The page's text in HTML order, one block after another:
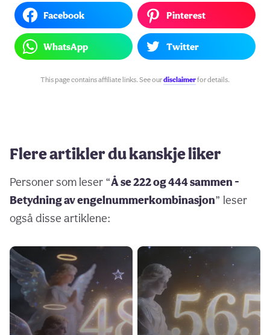
Facebook Pinterest
WhatsApp Twitter
This page contains affiliate links. See ourdisclaimerfor details.
Flere artikler du kanskje liker
Personer som leser “Å se 222 og 444 sammen -
Betydning av engelnummerkombinasjon” leser
også disse artiklene: